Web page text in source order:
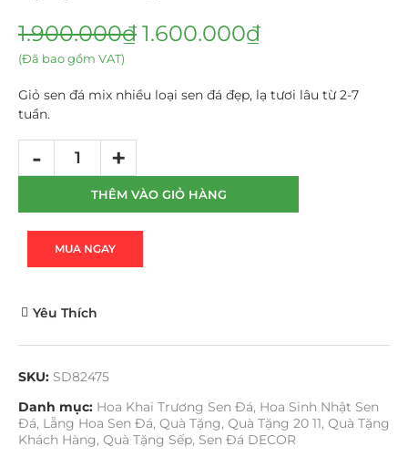
1.900.000₫ 1.600.000₫
(Đã bao gồm VAT)
Giỏ sen đá mix nhiều loại sen đá đẹp, lạ tươi lâu từ 2-7
tuần.
THÊM VÀO GIỎ HÀNG
MUA NGAY
Yêu Thích
SKU: SD82475
Danh mục: Hoa Khai Trương Sen Đá, Hoa Sinh Nhật Sen
Đá, Lẵng Hoa Sen Đá, Quà Tặng, Quà Tặng 20 11, Quà Tặng
Khách Hàng, Quà Tặng Sếp, Sen Đá DECOR